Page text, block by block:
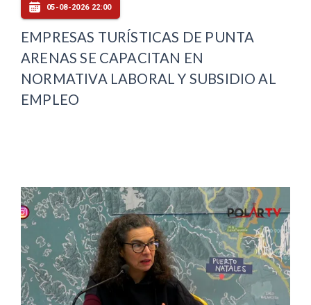
05-08-2026 22:00
EMPRESAS TURÍSTICAS DE PUNTA
ARENAS SE CAPACITAN EN
NORMATIVA LABORAL Y SUBSIDIO AL
EMPLEO